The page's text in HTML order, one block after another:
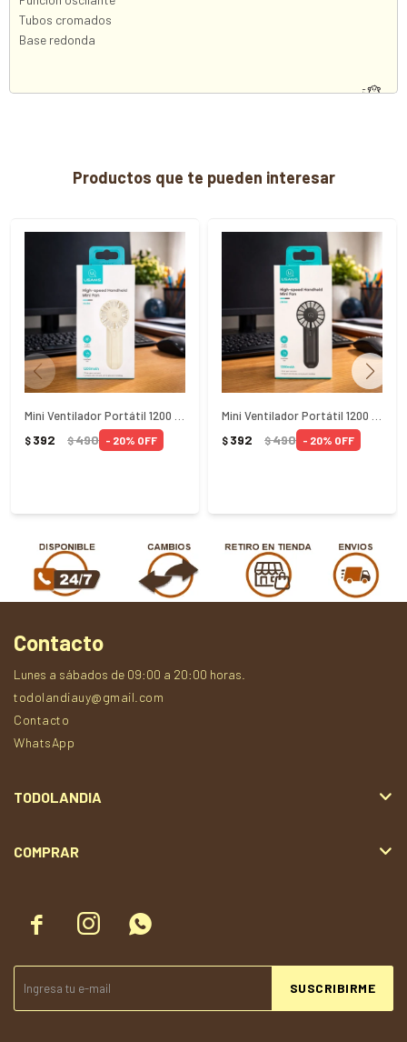
Tubos cromados
Base redonda
Productos que te pueden interesar
$ 392 $490 20 $ 392 $490 20
  
SUSCRIBIRME
Contacto
Lunes a sábados de 09:00 a 20:00 horas.
todolandiauy@gmail.com
Contacto
WhatsApp
TODOLANDIA
COMPRAR